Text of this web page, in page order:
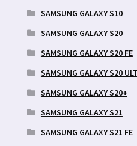
SAMSUNG GALAXY S10
SAMSUNG GALAXY S20
SAMSUNG GALAXY S20 FE
SAMSUNG GALAXY S20
SAMSUNG GALAXY S20+
SAMSUNG GALAXY S21
SAMSUNG GALAXY S21 FE